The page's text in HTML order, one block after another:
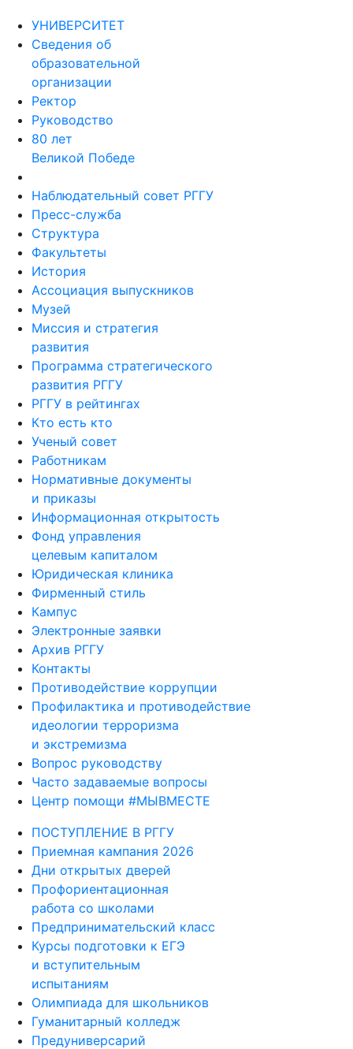
УНИВЕРСИТЕТ
Сведения об
образовательной
организации
Ректор
Руководство
80 лет
Великой Победе
Наблюдательный совет РГГУ
Пресс-служба
Структура
Факультеты
История
Ассоциация выпускников
Музей
Миссия и стратегия
развития
Программа стратегического
развития РГГУ
РГГУ в рейтингах
Кто есть кто
Ученый совет
Работникам
Нормативные документы
и приказы
Информационная открытость
Фонд управления
целевым капиталом
Юридическая клиника
Фирменный стиль
Кампус
Электронные заявки
Архив РГГУ
Контакты
Противодействие коррупции
Профилактика и противодействие
идеологии терроризма
и экстремизма
Вопрос руководству
Часто задаваемые вопросы
Центр помощи #МЫВМЕСТЕ
ПОСТУПЛЕНИЕ В РГГУ
Приемная кампания 2026
Дни открытых дверей
Профориентационная
работа со школами
Предпринимательский класс
Курсы подготовки к ЕГЭ
и вступительным
испытаниям
Олимпиада для школьников
Гуманитарный колледж
Предуниверсарий